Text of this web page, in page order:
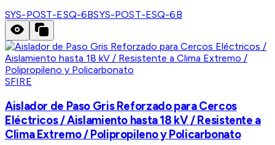
SYS-POST-ESQ-6BSYS-POST-ESQ-6B
SFIRE
Aislador de Paso Gris Reforzado para Cercos
Eléctricos / Aislamiento hasta 18 kV / Resistente a
Clima Extremo / Polipropileno y Policarbonato